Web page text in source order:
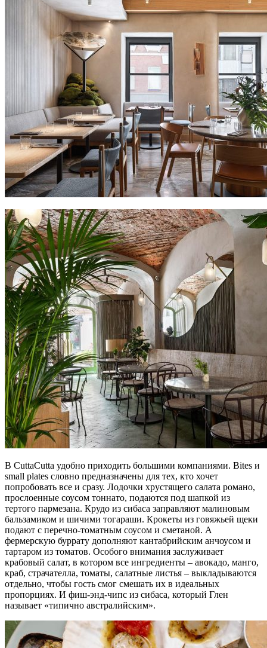
В CuttaCutta удобно приходить большими компаниями. Bites и
small plates словно предназначены для тех, кто хочет
попробовать все и сразу. Лодочки хрустящего салата романо,
прослоенные соусом тоннато, подаются под шапкой из
тертого пармезана. Крудо из сибаса заправляют малиновым
бальзамиком и шичими тогараши. Крокеты из говяжьей щеки
подают с перечно-томатным соусом и сметаной. А
фермерскую буррату дополняют кантабрийским анчоусом и
тартаром из томатов. Особого внимания заслуживает
крабовый салат, в котором все ингредиенты – авокадо, манго,
краб, страчателла, томаты, салатные листья – выкладываются
отдельно, чтобы гость смог смешать их в идеальных
пропорциях. И фиш-энд-чипс из сибаса, который Глен
называет «типично австралийским».